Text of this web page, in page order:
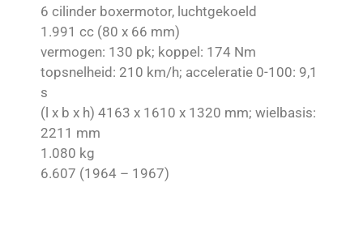
6 cilinder boxermotor, luchtgekoeld
1.991 cc (80 x 66 mm)
vermogen: 130 pk; koppel: 174 Nm
topsnelheid: 210 km/h; acceleratie 0-100: 9,1
s
(l x b x h) 4163 x 1610 x 1320 mm; wielbasis:
2211 mm
1.080 kg
6.607 (1964 – 1967)